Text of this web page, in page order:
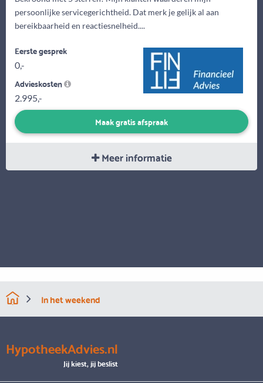
persoonlijke servicegerichtheid. Dat merk je gelijk al aan
bereikbaarheid en reactiesnelheid....
Eerste gesprek
0,-
Advieskosten
2.995,-
Maak gratis afspraak
Meer informatie
In het weekend
HypotheekAdvies.nl
Jij kiest, jij beslist